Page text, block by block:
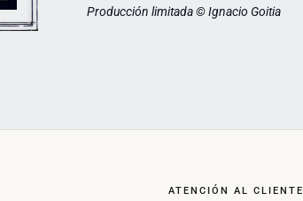
Producción limitada © Ignacio Goitia
ATENCIÓN AL CLIENTE